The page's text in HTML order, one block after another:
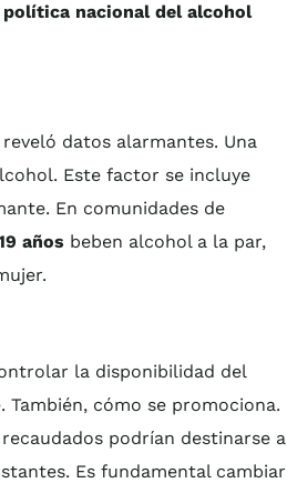
política nacional del alcohol
datos alarmantes. Una
Este factor se incluye
En comunidades de
años beben alcohol a la par,
la disponibilidad del
cómo se promociona.
podrían destinarse a
Es fundamental cambiar